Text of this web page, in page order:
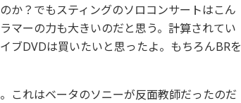
か？でもスティングのソロコンサートはこん
マーの力も大きいのだと思う。計算されてい
ブDVDは買いたいと思ったよ。もちろんBRを
これはベータのソニーが反面教師だったのだ